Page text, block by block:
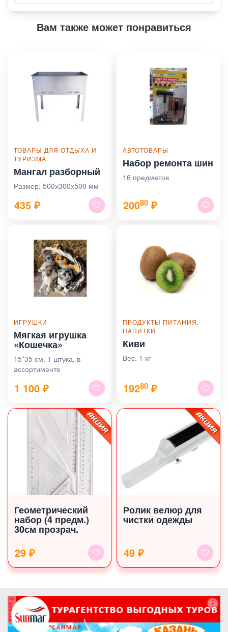
Вам также может понравиться
ТОВАРЫ ДЛЯ ОТДЫХА И
ТУРИЗМА
Мангал разборный
Размер: 500х300х500 мм
435 ₽
АВТОТОВАРЫ
Набор ремонта шин
16 предметов
20080 ₽
ИГРУШКИ
Мягкая игрушка
«Кошечка»
15*35 см, 1 штука, в
ассортименте
1 100 ₽
ПРОДУКТЫ ПИТАНИЯ,
НАПИТКИ
Киви
Вес: 1 кг
19280 ₽
Геометрический
набор (4 предм.)
30см прозрач.
29 ₽
Ролик велюр для
чистки одежды
49 ₽
реклама